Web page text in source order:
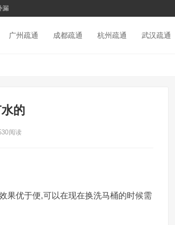
漏
广州疏通 成都疏通 杭州疏通 武汉疏通
的
阅读
果优于便,可以在现在换洗马桶的时候需